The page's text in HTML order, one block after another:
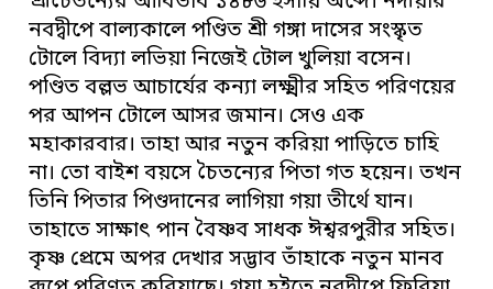
নবদ্বীপে বাল্যকালে পণ্ডিত শ্রী গঙ্গা দাসের সংস্কৃত
টোলে বিদ্যা লভিয়া নিজেই টোল খুলিয়া বসেন।
পণ্ডিত বল্লভ আচার্যের কন্যা লক্ষ্মীর সহিত পরিণয়ের
পর আপন টোলে আসর জমান। সেও এক
মহাকারবার। তাহা আর নতুন করিয়া পাড়িতে চাহি
না। তো বাইশ বয়সে চৈতন্যের পিতা গত হয়েন। তখন
তিনি পিতার পিণ্ডদানের লাগিয়া গয়া তীর্থে যান।
তাহাতে সাক্ষাৎ পান বৈষ্ণব সাধক ঈশ্বরপুরীর সহিত।
কৃষ্ণ প্রেমে অপর দেখার সদ্ভাব তাঁহাকে নতুন মানব